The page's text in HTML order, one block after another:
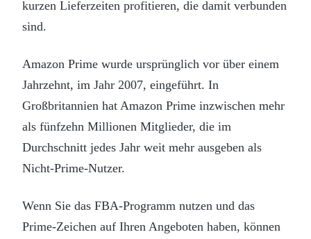
kurzen Lieferzeiten profitieren, die damit verbunden
sind.
Amazon Prime wurde ursprünglich vor über einem
Jahrzehnt, im Jahr 2007, eingeführt. In
Großbritannien hat Amazon Prime inzwischen mehr
als fünfzehn Millionen Mitglieder, die im
Durchschnitt jedes Jahr weit mehr ausgeben als
Nicht-Prime-Nutzer.
Wenn Sie das FBA-Programm nutzen und das
Prime-Zeichen auf Ihren Angeboten haben, können